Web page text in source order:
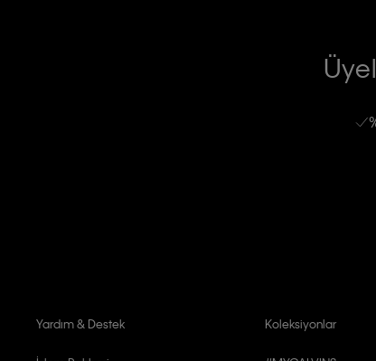
Calvin Klein e-bültenine abone olarak, kişisel verilerimin Calvin Klein
Yardım & Destek Koleksiyonlar